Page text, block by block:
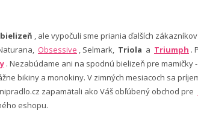
, ale vypočuli sme priania ďalších
Obsessive , Selmark, Triola a Triumph .
. Nezabúdame ani na spodnú bielizeň pre mamičky -
bikiny a monokiny. V zimných mesiacoch sa
zapamätali ako Váš obľúbený obchod pre
eshopu.